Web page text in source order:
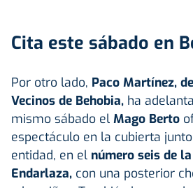
Cita este sábado en
Por otro lado, Paco Martínez,
Vecinos de Behobia, ha
mismo sábado el Mago Berto
espectáculo en la cubierta
entidad, en el número seis de
Endarlaza, con una posterior